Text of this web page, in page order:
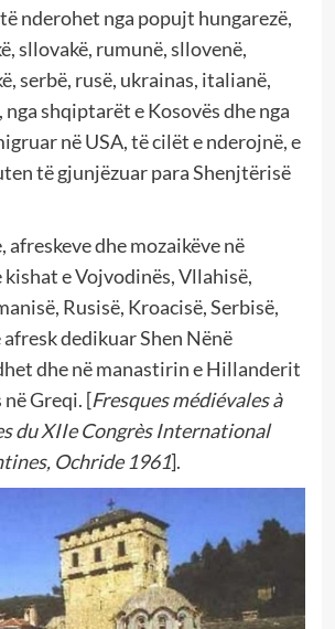
nderohet nga popujt hungarezë,
sllovakë, rumunë, sllovenë,
serbë, rusë, ukrainas, italianë,
nga shqiptarët e Kosovës dhe nga
në USA, të cilët e nderojnë, e
të gjunjëzuar para Shenjtërisë
afreskeve dhe mozaikëve në
e Vojvodinës, Vllahisë,
Rusisë, Kroacisë, Serbisë,
dedikuar Shen Nënë
dhe në manastirin e Hillanderit
Greqi. [Fresques médiévales à
du XIIe Congrès International
Ochride 1961].